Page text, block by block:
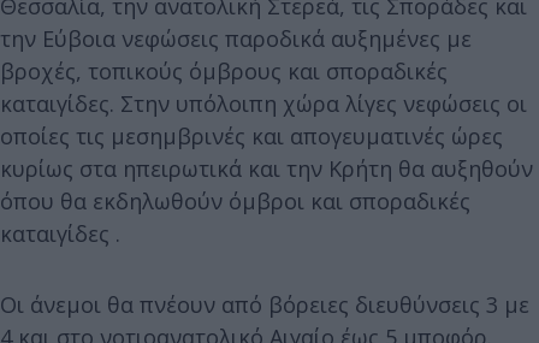
Θεσσαλία, την ανατολική Στερεά, τις Σποράδες και
την Εύβοια νεφώσεις παροδικά αυξημένες με
βροχές, τοπικούς όμβρους και σποραδικές
καταιγίδες. Στην υπόλοιπη χώρα λίγες νεφώσεις οι
οποίες τις μεσημβρινές και απογευματινές ώρες
κυρίως στα ηπειρωτικά και την Κρήτη θα αυξηθούν
όπου θα εκδηλωθούν όμβροι και σποραδικές
καταιγίδες .
Οι άνεμοι θα πνέουν από βόρειες διευθύνσεις 3 με
4 και στο νοτιοανατολικό Αιγαίο έως 5 μποφόρ.